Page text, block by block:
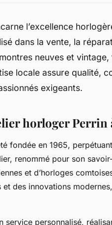
l’excellence
dans la vente, la
neuves et
locale assure qualité,
exigeants.
horloger Perrin
fondée en 1965,
renommé pour son
et d’horloges
des innovations
service personnalisé,